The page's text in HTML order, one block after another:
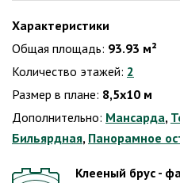
Характеристики
Общая площадь: 93.93 м²
Количество этажей: 2
Размер в плане: 8,5х10 м
Дополнительно: Мансарда,
Бильярдная, Панорамное
Клееный брус -